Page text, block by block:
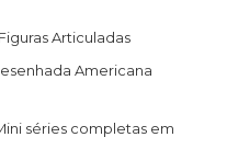
Articuladas
Americana
séries completas em